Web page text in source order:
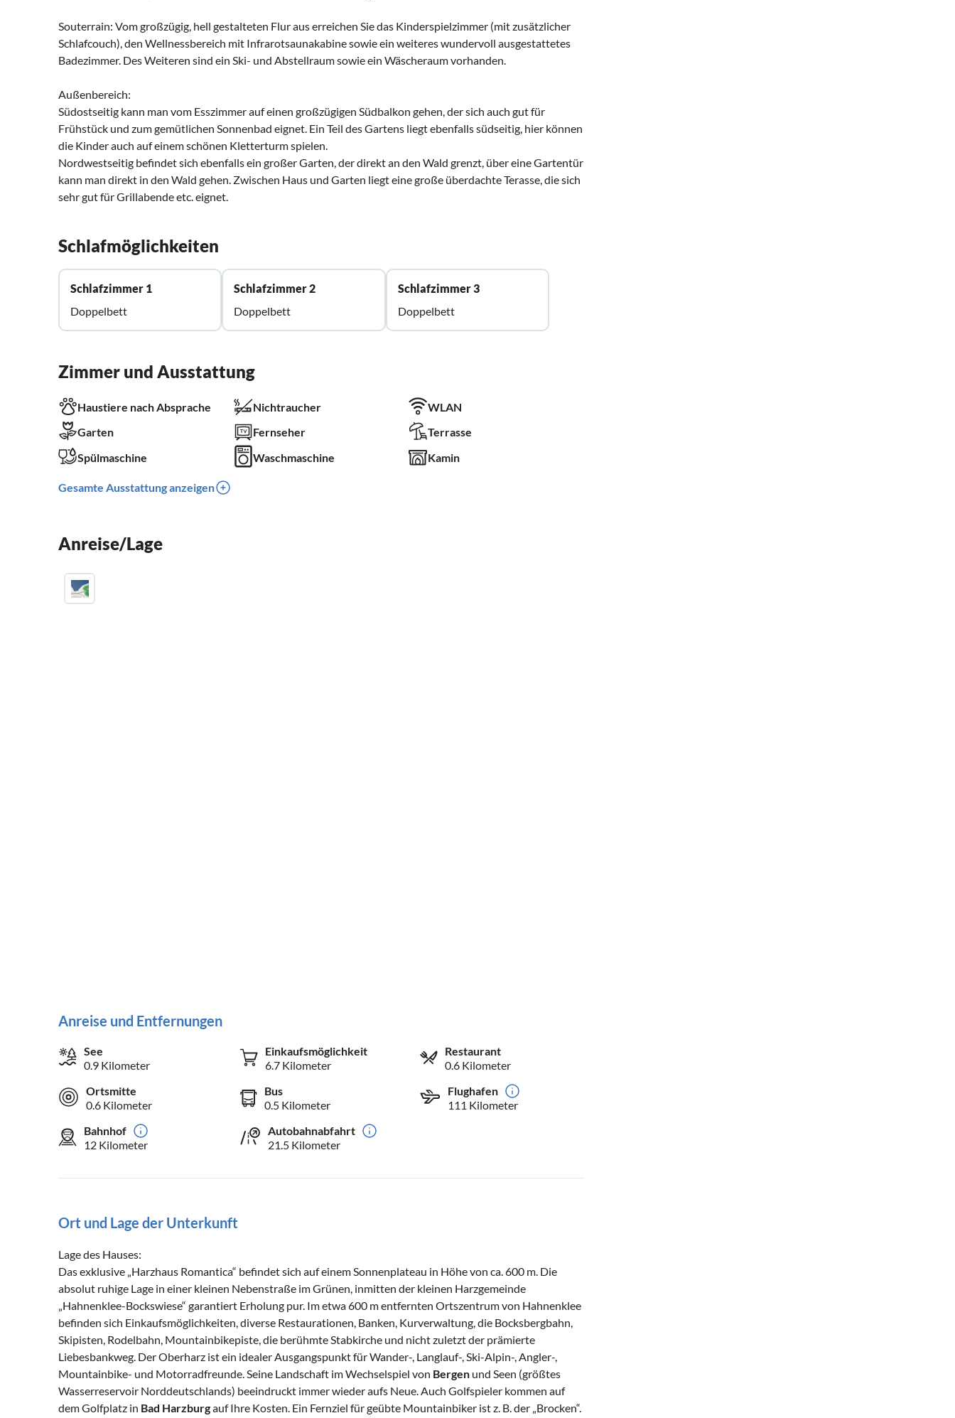
Souterrain: Vom großzügig, hell gestalteten Flur aus erreichen Sie das Kinderspielzimmer (mit zusätzlicher
Schlafcouch), den Wellnessbereich mit Infrarotsaunakabine sowie ein weiteres wundervoll ausgestattetes
Badezimmer. Des Weiteren sind ein Ski- und Abstellraum sowie ein Wäscheraum vorhanden.
Außenbereich:
Südostseitig kann man vom Esszimmer auf einen großzügigen Südbalkon gehen, der sich auch gut für
Frühstück und zum gemütlichen Sonnenbad eignet. Ein Teil des Gartens liegt ebenfalls südseitig, hier können
die Kinder auch auf einem schönen Kletterturm spielen.
Nordwestseitig befindet sich ebenfalls ein großer Garten, der direkt an den Wald grenzt, über eine Gartentür
kann man direkt in den Wald gehen. Zwischen Haus und Garten liegt eine große überdachte Terasse, die sich
sehr gut für Grillabende etc. eignet.
Schlafmöglichkeiten
Schlafzimmer 1
Doppelbett
Schlafzimmer 2
Doppelbett
Schlafzimmer 3
Doppelbett
Zimmer und Ausstattung
Haustiere nach Absprache Nichtraucher
WLAN
Garten
Fernseher
Terrasse
Spülmaschine
Waschmaschine Kamin
Gesamte Ausstattung anzeigen
Anreise/Lage
Anreise und Entfernungen
See
0.9 Kilometer
Einkaufsmöglichkeit
6.7 Kilometer
Restaurant
0.6 Kilometer
Ortsmitte
0.6 Kilometer
Bus
0.5 Kilometer
Flughafen
111 Kilometer
Bahnhof
12 Kilometer
Autobahnabfahrt
21.5 Kilometer
Ort und Lage der Unterkunft
Lage des Hauses:
Das exklusive „Harzhaus Romantica“ befindet sich auf einem Sonnenplateau in Höhe von ca. 600 m. Die
absolut ruhige Lage in einer kleinen Nebenstraße im Grünen, inmitten der kleinen Harzgemeinde
„Hahnenklee-Bockswiese“ garantiert Erholung pur. Im etwa 600 m entfernten Ortszentrum von Hahnenklee
befinden sich Einkaufsmöglichkeiten, diverse Restaurationen, Banken, Kurverwaltung, die Bocksbergbahn,
Skipisten, Rodelbahn, Mountainbikepiste, die berühmte Stabkirche und nicht zuletzt der prämierte
Liebesbankweg. Der Oberharz ist ein idealer Ausgangspunkt für Wander-, Langlauf-, Ski-Alpin-, Angler-,
Mountainbike- und Motorradfreunde. Seine Landschaft im Wechselspiel von Bergen und Seen (größtes
Wasserreservoir Norddeutschlands) beeindruckt immer wieder aufs Neue. Auch Golfspieler kommen auf
dem Golfplatz in Bad Harzburgauf Ihre Kosten. Ein Fernziel für geübte Mountainbiker ist z. B. der „Brocken“.